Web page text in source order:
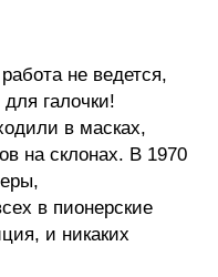
не ведется,
галочки!
в масках,
на склонах. В 1970
в пионерские
и никаких